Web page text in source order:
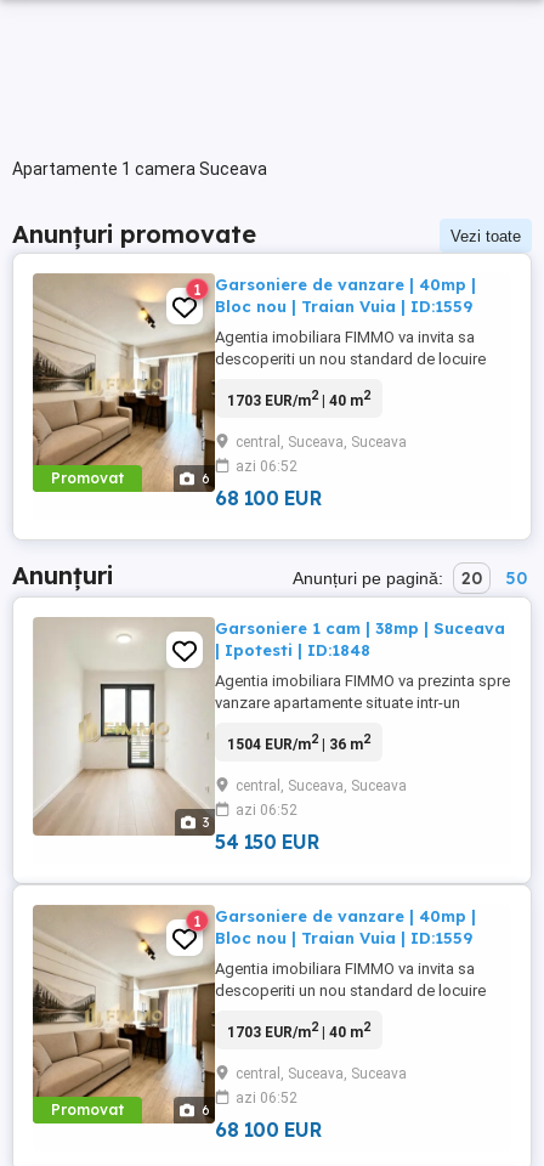
Apartamente 1 camera Suceava
Anunțuri promovate Vezi toate
Promovat 6
1
Garsoniere de vanzare | 40mp |
Bloc nou | Traian Vuia | ID:1559
Agentia imobiliara FIMMO va invita sa
descoperiti un nou standard de locuire
confortul, eleganta si functionalitatea se
de vanzare situate in blocuri moderne,
termen finalizare 2026, concepute pentru a
satisface cele mai ...
1703 EUR/m2| 40 m2
central, Suceava, Suceava
azi 06:52
68 100 EUR
Anunțuri Anunțuri pe pagină: 20 50
3
Garsoniere 1 cam | 38mp | Suceava
| Ipotesti | ID:1848
Agentia imobiliara FIMMO va prezinta spre
vanzare apartamente situate intr-un
dezvoltare in zona Carrefour Ipotesti,
expansiune, ideala atat pentru locuire
permanenta, cat si pentru investitie.
Fiecare garsoniera are o suprafata ...
1504 EUR/m2| 36 m2
central, Suceava, Suceava
azi 06:52
54 150 EUR
Promovat 6
1
Garsoniere de vanzare | 40mp |
Bloc nou | Traian Vuia | ID:1559
Agentia imobiliara FIMMO va invita sa
descoperiti un nou standard de locuire
confortul, eleganta si functionalitatea se
de vanzare situate in blocuri moderne,
termen finalizare 2026, concepute pentru a
satisface cele mai ...
1703 EUR/m2| 40 m2
central, Suceava, Suceava
azi 06:52
68 100 EUR